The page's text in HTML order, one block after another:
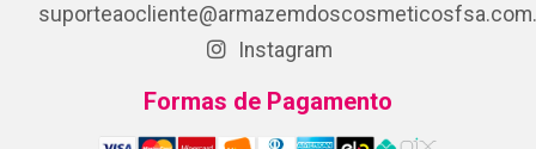
Instagram
Formas de Pagamento